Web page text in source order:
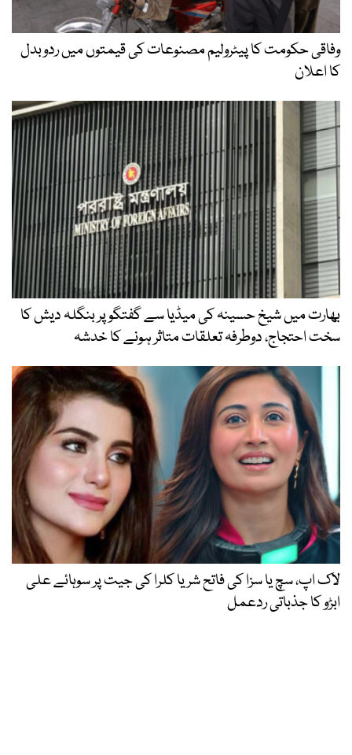
وفاقی حکومت کا پیٹرولیم مصنوعات کی قیمتوں میں ردوبدل
کا اعلان
بھارت میں شیخ حسینہ کی میڈیا سے گفتگو پر بنگلہ دیش کا
سخت احتجاج، دوطرفہ تعلقات متاثر ہونے کا خدشہ
لاک اپ، سچ یا سزا کی فاتح شریا کلرا کی جیت پر سوہائے علی
ابڑو کا جذباتی ردعمل